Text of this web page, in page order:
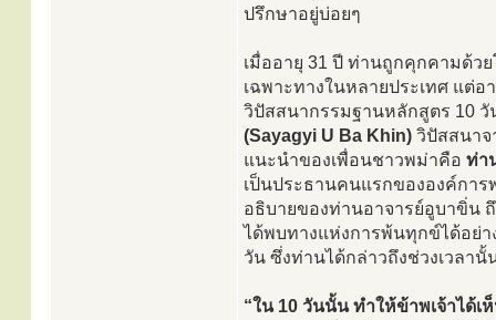
ปรึกษาอยู่บ่อยๆ
เมื่ออายุ 31 ปี ท่านถูกคุกคามด้ว
เฉพาะทางในหลายประเทศ แต่
วิปัสสนากรรมฐานหลักสูตร 10
(Sayagyi U Ba Khin) วิปัสสนาจ
แนะนำของเพื่อนชาวพม่าคือ ท่า
เป็นประธานคนแรกขององค์กา
อธิบายของท่านอาจารย์อูบาขิ่น
ได้พบทางแห่งการพ้นทุกข์ได้อย่า
วัน ซึ่งท่านได้กล่าวถึงช่วงเวลานั้
“ใน 10 วันนั้น ทำให้ข้าพเจ้าได้เ